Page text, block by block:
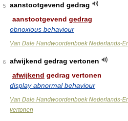
5
aanstootgevend gedrag
aanstootgevend gedrag
obnoxious behaviour
Van Dale Handwoordenboek Nederlands-
6
afwijkend gedrag vertonen
afwijkend gedrag vertonen
display abnormal behaviour
Van Dale Handwoordenboek Nederlands-
vertonen